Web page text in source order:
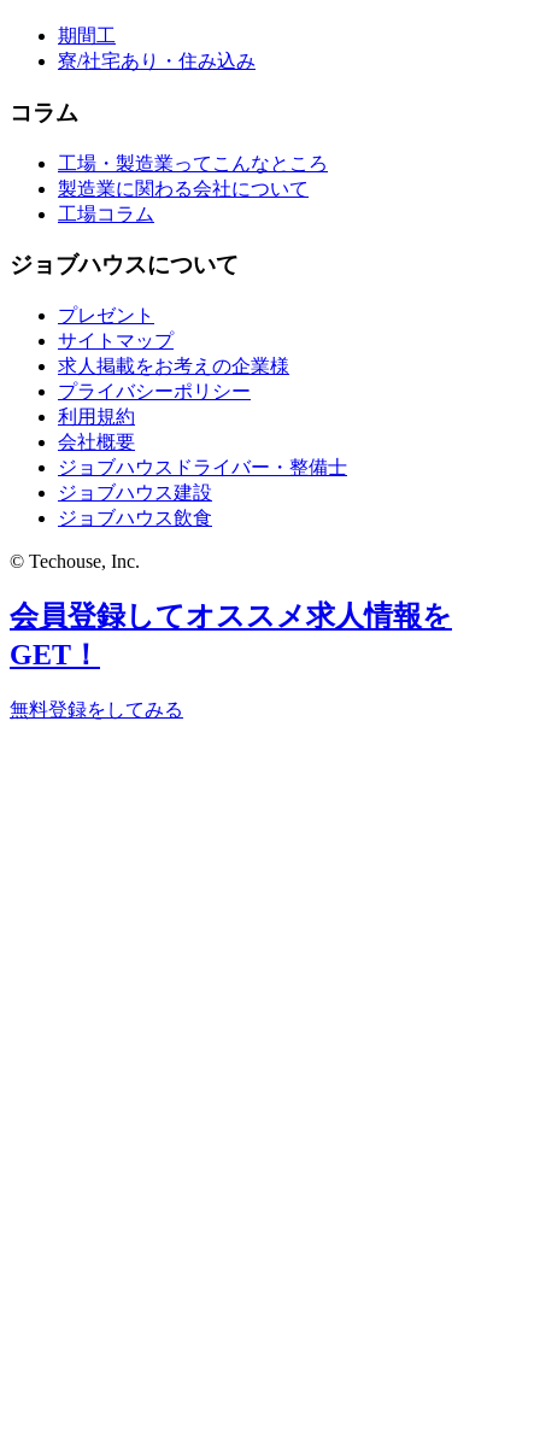
期間工
寮/社宅あり・住み込み
コラム
工場・製造業ってこんなところ
製造業に関わる会社について
工場コラム
ジョブハウスについて
プレゼント
サイトマップ
求人掲載をお考えの企業様
プライバシーポリシー
利用規約
会社概要
ジョブハウスドライバー・整備士
ジョブハウス建設
ジョブハウス飲食
© Techouse, Inc.
会員登録してオススメ求人情報を
GET！
無料登録をしてみる